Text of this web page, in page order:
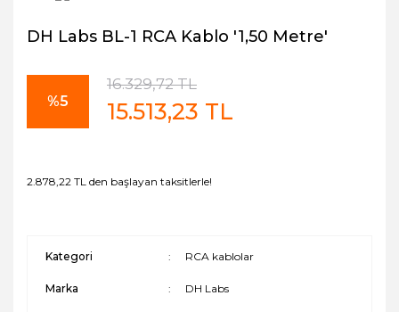
DH Labs BL-1 RCA Kablo '1,50 Metre'
%5
16.329,72 TL
15.513,23 TL
2.878,22 TL den başlayan taksitlerle!
Kategori RCA kablolar
Marka DH Labs